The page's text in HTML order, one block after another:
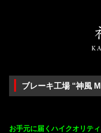
ブレーキ工場 “神風
お手元に届くハイクオリテ